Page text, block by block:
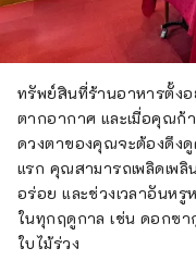
ทรัพย์สินที่ร้านอาหารตั้งอ
ตากอากาศ และเมื่อคุณก้
ดวงตาของคุณจะต้องดึงดู
แรก คุณสามารถเพลิดเพ
อร่อย และช่วงเวลาอันหรู
ในทุกฤดูกาล เช่น ดอกซา
ใบไม้ร่วง